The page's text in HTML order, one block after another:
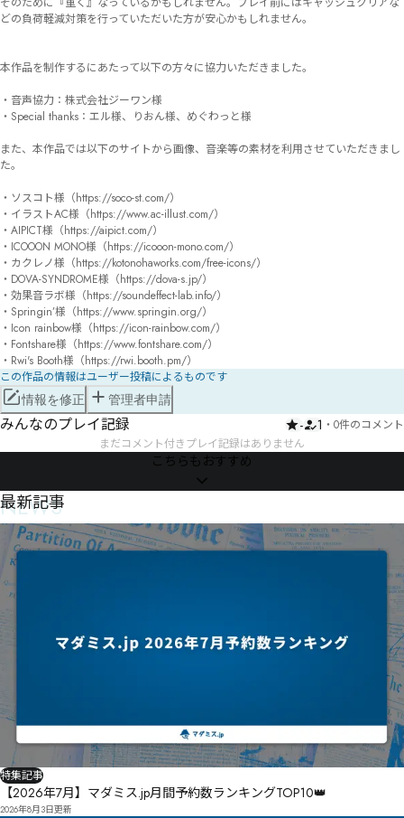
どの負荷軽減対策を行っていただいた方が安心かもしれません。
本作品を制作するにあたって以下の方々に協力いただきました。
・音声協力：株式会社ジーワン様
・Special thanks：エル様、りおん様、めぐわっと様
また、本作品では以下のサイトから画像、音楽等の素材を利用させていただきまし
た。
・ソスコト様（https://soco-st.com/）
・イラストAC様（https://www.ac-illust.com/）
・AIPICT様（https://aipict.com/）
・ICOOON MONO様（https://icooon-mono.com/）
・カクレノ様（https://kotonohaworks.com/free-icons/）
・DOVA-SYNDROME様（https://dova-s.jp/）
・効果音ラボ様（https://soundeffect-lab.info/）
・Springin’様（https://www.springin.org/）
・Icon rainbow様（https://icon-rainbow.com/）
・Fontshare様（https://www.fontshare.com/）
・Rwi's Booth様（https://rwi.booth.pm/）
この作品の情報はユーザー投稿によるものです
情報を修正 管理者申請
みんなのプレイ記録 - 1 ・ 0件のコメント
まだコメント付きプレイ記録はありません
こちらもおすすめ
NEWS
最新記事
特集記事
【2026年7月】マダミス.jp月間予約数ランキングTOP10👑
2026年8月3日更新